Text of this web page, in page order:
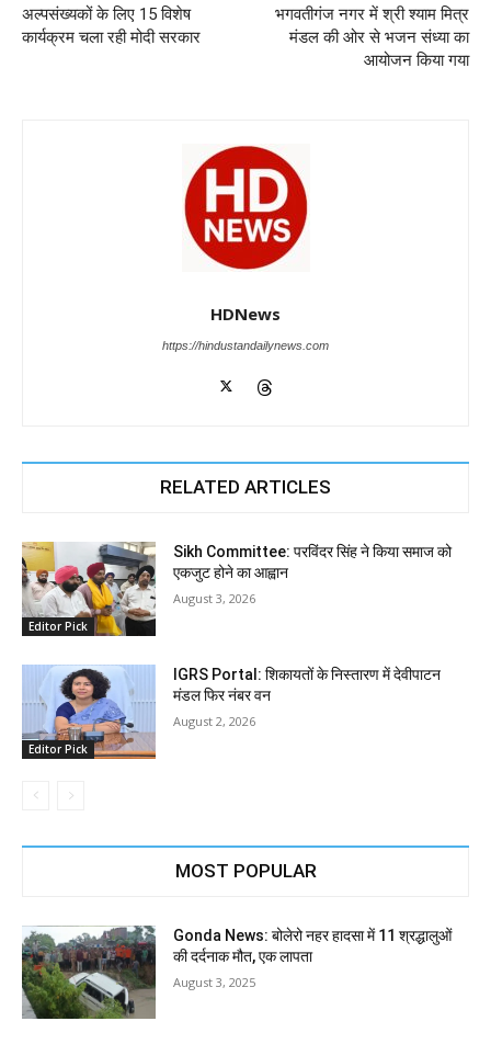
o
p
अल्पसंख्यकों के लिए 15 विशेष
कार्यक्रम चला रही मोदी सरकार
भगवतीगंज नगर में श्री श्याम मित्र
मंडल की ओर से भजन संध्या का
आयोजन किया गया
HDNews
https://hindustandailynews.com
RELATED ARTICLES
Editor Pick
Sikh Committee: परविंदर सिंह ने किया समाज को
एकजुट होने का आह्वान
August 3, 2026
Editor Pick
IGRS Portal: शिकायतों के निस्तारण में देवीपाटन
मंडल फिर नंबर वन
August 2, 2026
MOST POPULAR
Gonda News: बोलेरो नहर हादसा में 11 श्रद्धालुओं
की दर्दनाक मौत, एक लापता
August 3, 2025